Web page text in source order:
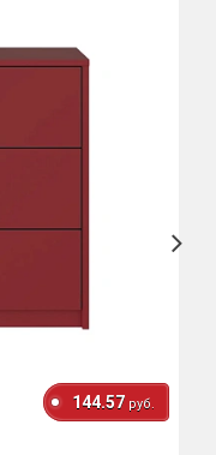
144.57 руб.